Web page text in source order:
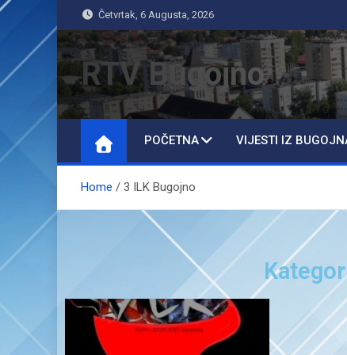
Četvrtak, 6 Augusta, 2026
RTV Bugojno
POČETNA VIJESTI IZ
Home 3 ILK Bugojno